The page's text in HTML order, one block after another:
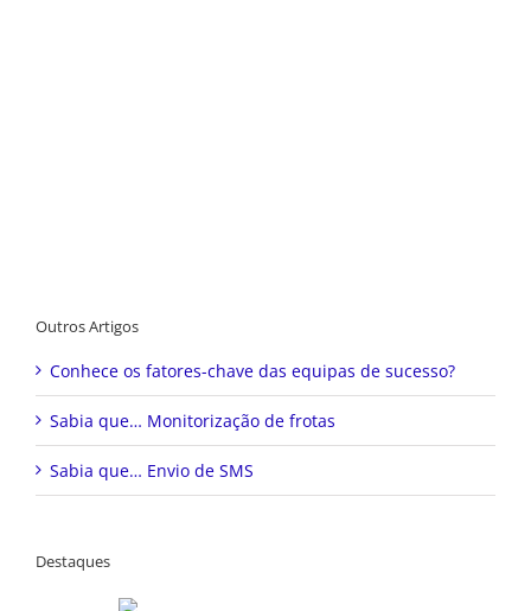
Outros Artigos
Conhece os fatores-chave das equipas de sucesso?
Sabia que… Monitorização de frotas
Sabia que… Envio de SMS
Destaques